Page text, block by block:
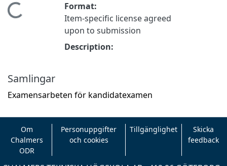
Hämtar...
Format:
Item-specific license agreed
upon to submission
Description:
Samlingar
Examensarbeten för kandidatexamen
Om
Chalmers
ODR
Personuppgifter
och cookies
Tillgänglighet
Skicka
feedback